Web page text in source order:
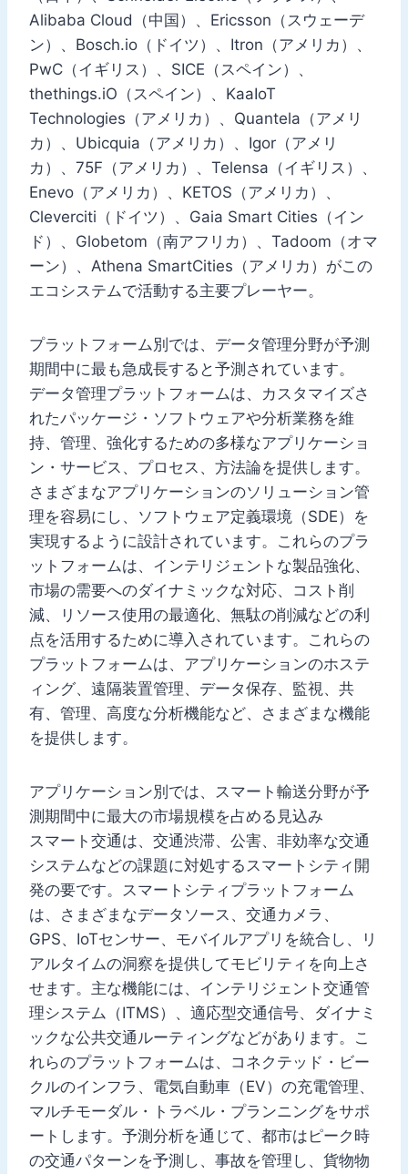
Alibaba Cloud（中国）、Ericsson（スウェーデ
ン）、Bosch.io（ドイツ）、Itron（アメリカ）、
PwC（イギリス）、SICE（スペイン）、
thethings.iO（スペイン）、KaaIoT
Technologies（アメリカ）、Quantela（アメリ
カ）、Ubicquia（アメリカ）、Igor（アメリ
カ）、75F（アメリカ）、Telensa（イギリス）、
Enevo（アメリカ）、KETOS（アメリカ）、
Cleverciti（ドイツ）、Gaia Smart Cities（イン
ド）、Globetom（南アフリカ）、Tadoom（オマ
ーン）、Athena SmartCities（アメリカ）がこの
エコシステムで活動する主要プレーヤー。
プラットフォーム別では、データ管理分野が予測
期間中に最も急成長すると予測されています。
データ管理プラットフォームは、カスタマイズさ
れたパッケージ・ソフトウェアや分析業務を維
持、管理、強化するための多様なアプリケーショ
ン・サービス、プロセス、方法論を提供します。
さまざまなアプリケーションのソリューション管
理を容易にし、ソフトウェア定義環境（SDE）を
実現するように設計されています。これらのプラ
ットフォームは、インテリジェントな製品強化、
市場の需要へのダイナミックな対応、コスト削
減、リソース使用の最適化、無駄の削減などの利
点を活用するために導入されています。これらの
プラットフォームは、アプリケーションのホステ
ィング、遠隔装置管理、データ保存、監視、共
有、管理、高度な分析機能など、さまざまな機能
を提供します。
アプリケーション別では、スマート輸送分野が予
測期間中に最大の市場規模を占める見込み
スマート交通は、交通渋滞、公害、非効率な交通
システムなどの課題に対処するスマートシティ開
発の要です。スマートシティプラットフォーム
は、さまざまなデータソース、交通カメラ、
GPS、IoTセンサー、モバイルアプリを統合し、リ
アルタイムの洞察を提供してモビリティを向上さ
せます。主な機能には、インテリジェント交通管
理システム（ITMS）、適応型交通信号、ダイナミ
ックな公共交通ルーティングなどがあります。こ
れらのプラットフォームは、コネクテッド・ビー
クルのインフラ、電気自動車（EV）の充電管理、
マルチモーダル・トラベル・プランニングをサポ
ートします。予測分析を通じて、都市はピーク時
の交通パターンを予測し、事故を管理し、貨物物